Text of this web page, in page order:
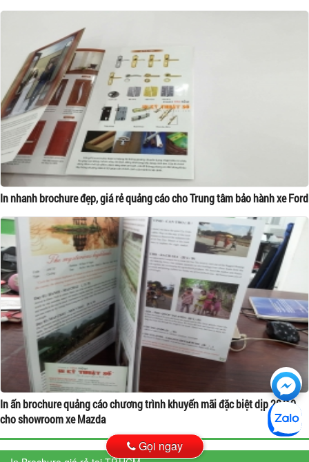
In nhanh brochure đẹp, giá rẻ quảng cáo cho Trung tâm bảo hành xe Ford
In ấn brochure quảng cáo chương trình khuyến mãi đặc biệt dịp 20/10
cho showroom xe Mazda
Gọi ngay
với